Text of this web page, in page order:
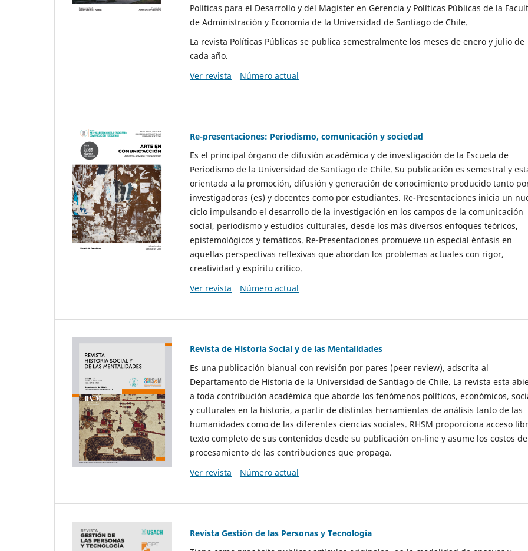
Políticas para el Desarrollo y del Magíster en Gerencia y Políticas Públicas de la
de Administración y Economía de la Universidad de Santiago de Chile.
La revista Políticas Públicas se publica semestralmente los meses de enero y julio de
cada año.
Ver revista
Número actual
Re-presentaciones: Periodismo, comunicación y sociedad
Es el principal órgano de difusión académica y de investigación de la Escuela de
Periodismo de la Universidad de Santiago de Chile. Su publicación es semestral y
orientada a la promoción, difusión y generación de conocimiento producido tanto
investigadoras (es) y docentes como por estudiantes. Re-Presentaciones inicia un
ciclo impulsando el desarrollo de la investigación en los campos de la comunicación
social, periodismo y estudios culturales, desde los más diversos enfoques teóricos,
epistemológicos y temáticos. Re-Presentaciones promueve un especial énfasis en
aquellas perspectivas reflexivas que abordan los problemas actuales con rigor,
creatividad y espíritu crítico.
Ver revista
Número actual
Revista de Historia Social y de las Mentalidades
Es una publicación bianual con revisión por pares (peer review), adscrita al
Departamento de Historia de la Universidad de Santiago de Chile. La revista esta
a toda contribución académica que aborde los fenómenos políticos, económicos,
y culturales en la historia, a partir de distintas herramientas de análisis tanto de las
humanidades como de las diferentes ciencias sociales. RHSM proporciona acceso
texto completo de sus contenidos desde su publicación on-line y asume los costos de
procesamiento de las contribuciones que propaga.
Ver revista
Número actual
Revista Gestión de las Personas y Tecnología